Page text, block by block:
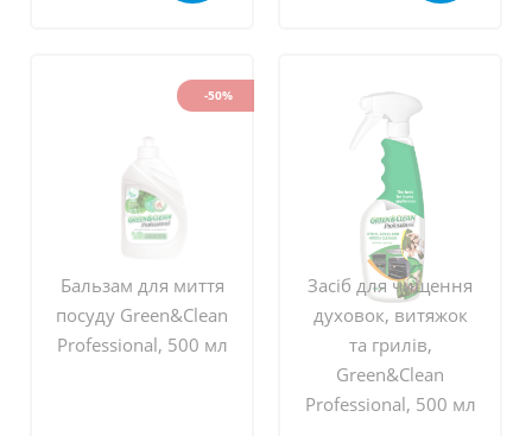
-50%
Бальзам для миття
посуду Green&Clean
Professional, 500 мл
Засіб для чищення
духовок, витяжок
та грилів,
Green&Clean
Professional, 500 мл